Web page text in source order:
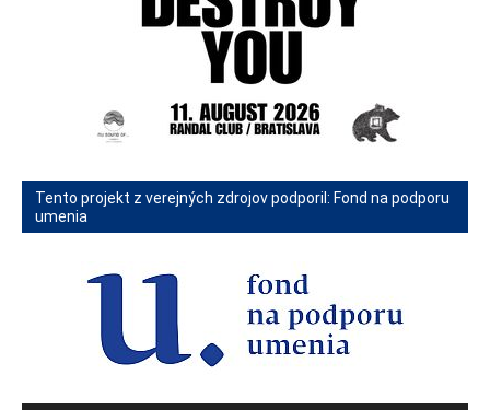
Tento projekt z verejných zdrojov podporil: Fond na podporu
umenia